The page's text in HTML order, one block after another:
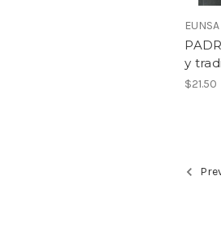
EUNSA
y
$21.50